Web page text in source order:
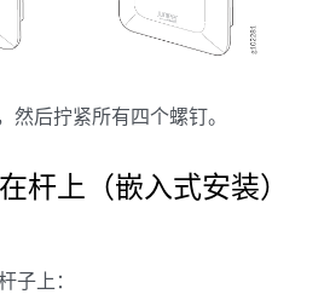
然后拧紧所有四个螺钉。
杆上（嵌入式安装）
子上：